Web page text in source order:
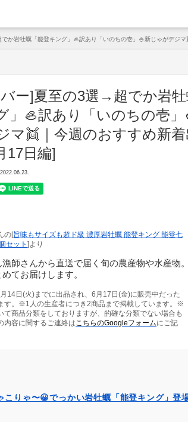
か岩牡蠣「能登キング」🦪訳あり「いのちの壱」🍚新じゃがデジ
ー]夏至の3選→超でか岩
」🦪訳あり「いのちの壱」
マ👯｜今週のおすすめ新着
17日編]
の[旨味もサイズも超ド級 濃厚岩牡蠣 能登キング 能登七
セット ]より
師さんから直送で届く旬の農産物や水産物
てお届けします。
14日(火)までに出品され、6月17日(金)に販売中だった
す。※1人の生産者につき2商品まで掲載しています。※
て商品分類をしておりますが、的確な分類でない場合も
容に関するご連絡はこちらのGoogleフォームにご記
こりゃ〜😀でっかい岩牡蠣「能登キング」登